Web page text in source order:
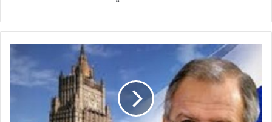
لافروف:
الولايات
المتحدة
تريد
الهيمنة
على